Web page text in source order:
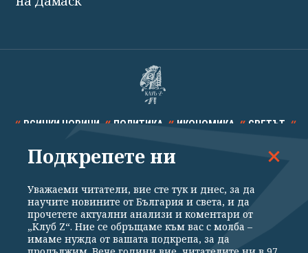
ВСИЧКИ НОВИНИ ПОЛИТИКА ИКОНОМИКА СВЕТЪТ
СПОРТ КУЛТУРА ТЕХНОЛОГИИ КАЛЕЙДОСКОП
Подкрепете ни
Уважаеми читатели, вие сте тук и днес, за да
научите новините от България и света, и да
прочетете актуални анализи и коментари от
„Клуб Z“. Ние се обръщаме към вас с молба –
имаме нужда от вашата подкрепа, за да